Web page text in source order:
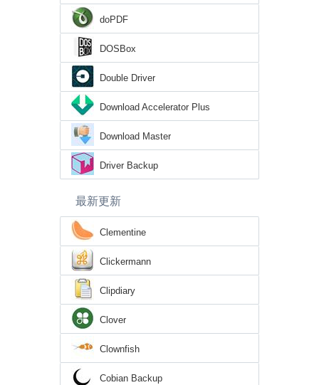
doPDF
DOSBox
Double Driver
Download Accelerator Plus
Download Master
Driver Backup
最新更新
Clementine
Clickermann
Clipdiary
Clover
Clownfish
Cobian Backup